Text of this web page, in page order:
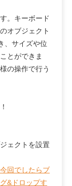
。キーボード
オブジェクト
、サイズや位
とができま
の操作で行う
ェクトを設置
回でしたらブ
&ドロップす